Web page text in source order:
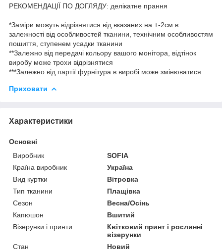
РЕКОМЕНДАЦІЇ ПО ДОГЛЯДУ: делікатне прання
*Заміри можуть відрізнятися від вказаних на +-2см в
залежності від особливостей тканини, технічним особливостям
пошиття, ступенем усадки тканини
**Залежно від передачі кольору вашого монітора, відтінок
виробу може трохи відрізнятися
***Залежно від партії фурнітура в виробі може змінюватися
Приховати
Характеристики
Основні
Виробник
SOFIA
Країна виробник
Україна
Вид куртки
Вітровка
Тип тканини
Плащівка
Сезон
Весна/Осінь
Капюшон
Вшитий
Візерунки і принти
Квітковий принт і рослинні
візерунки
Стан
Новий